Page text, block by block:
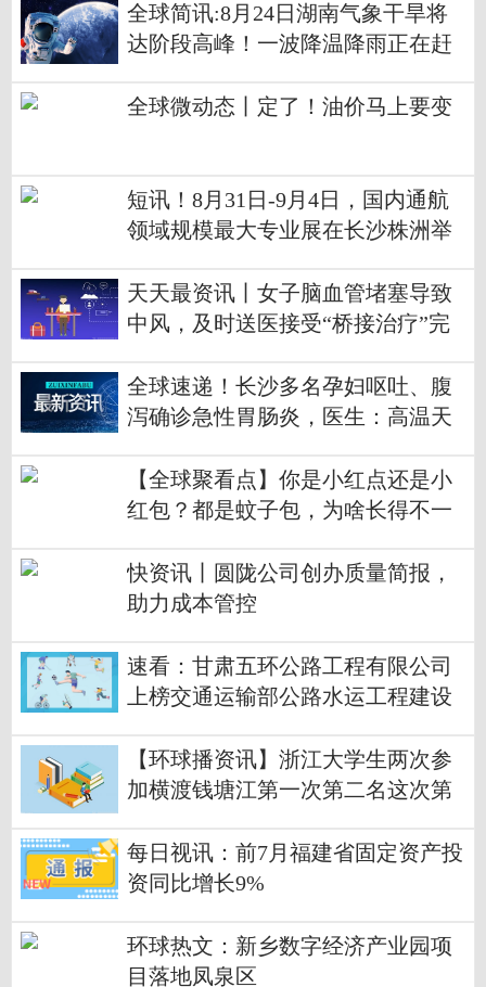
全球简讯:8月24日湖南气象干旱将
达阶段高峰！一波降温降雨正在赶
全球微动态丨定了！油价马上要变
短讯！8月31日-9月4日，国内通航
领域规模最大专业展在长沙株洲举
天天最资讯丨女子脑血管堵塞导致
中风，及时送医接受“桥接治疗”完
全球速递！长沙多名孕妇呕吐、腹
泻确诊急性胃肠炎，医生：高温天
【全球聚看点】你是小红点还是小
红包？都是蚊子包，为啥长得不一
快资讯丨圆陇公司创办质量简报，
助力成本管控
速看：甘肃五环公路工程有限公司
上榜交通运输部公路水运工程建设
【环球播资讯】浙江大学生两次参
加横渡钱塘江第一次第二名这次第
每日视讯：前7月福建省固定资产投
资同比增长9%
环球热文：新乡数字经济产业园项
目落地凤泉区